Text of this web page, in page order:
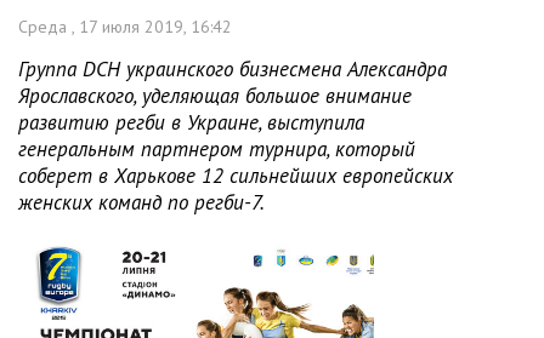
Среда , 17 июля 2019, 16:42
Группа DCH украинского бизнесмена Александра
Ярославского, уделяющая большое внимание
развитию регби в Украине, выступила
генеральным партнером турнира, который
соберет в Харькове 12 сильнейших европейских
женских команд по регби-7.